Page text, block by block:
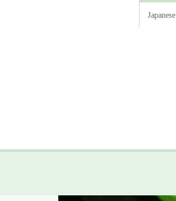
Japanese